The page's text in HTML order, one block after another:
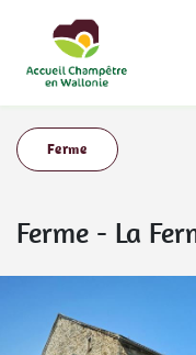
Ferme
Ferme - La